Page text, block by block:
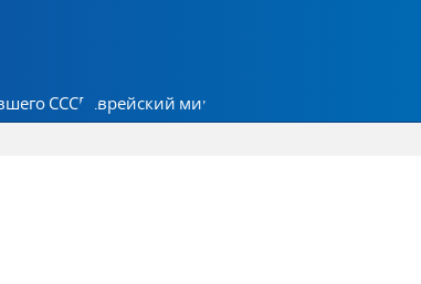
СССР Еврейский мир